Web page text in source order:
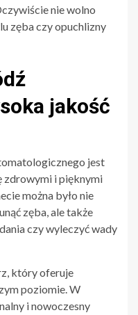
nie wolno
zęba czy opuchlizny
jakość
jest
zdrowymi i pięknymi
można było nie
zęba, ale także
czy wyleczyć wady
który oferuje
poziomie. W
i nowoczesny